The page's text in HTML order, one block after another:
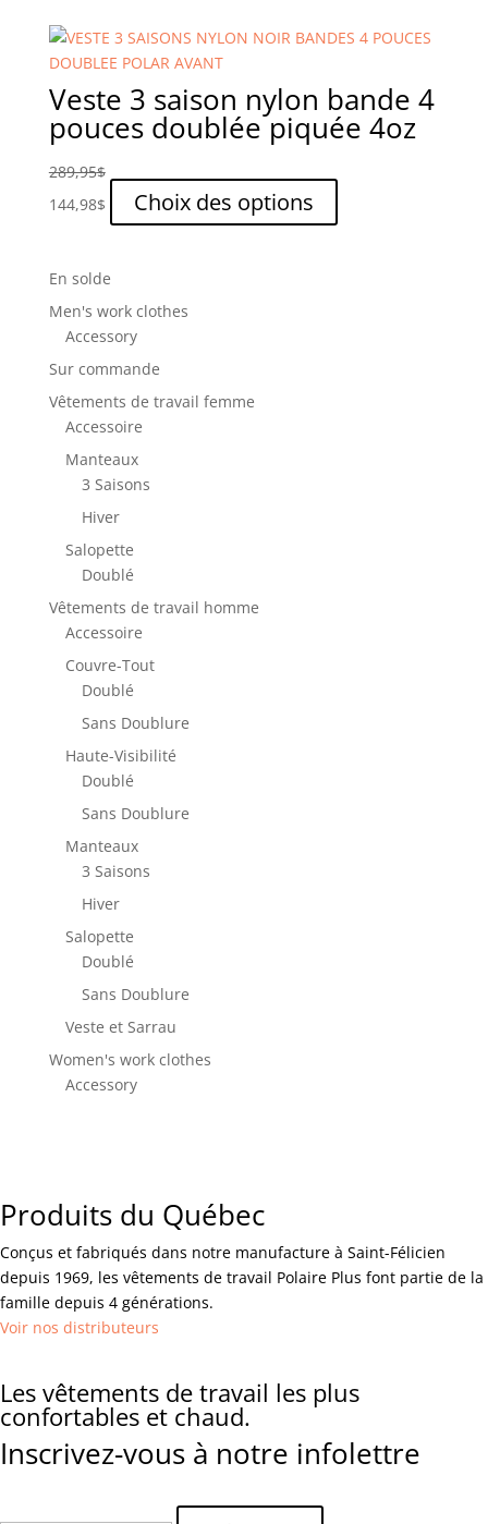
produit
plusieurs
options
peuvent
choisies
la
Veste 3 saison nylon bande 4
pouces doublée piquée 4oz
289,95$
144,98$ Choix des options
produit
En solde
Men's work clothes
Accessory
Sur commande
Vêtements de travail femme
Accessoire
Manteaux
3 Saisons
Hiver
Salopette
Doublé
Vêtements de travail homme
Accessoire
Couvre-Tout
Doublé
Sans Doublure
Haute-Visibilité
Doublé
Sans Doublure
Manteaux
3 Saisons
Hiver
Salopette
Doublé
Sans Doublure
Veste et Sarrau
Women's work clothes
Accessory
Produits du Québec
Conçus et fabriqués dans notre manufacture à Saint-Félicien
depuis 1969, les vêtements de travail Polaire Plus font partie de la
famille depuis 4 générations.
Voir nos distributeurs
Les vêtements de travail les plus
confortables et chaud.
Inscrivez-vous à notre infolettre